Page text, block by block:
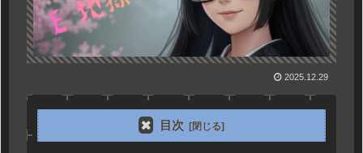
2025.12.29
目次